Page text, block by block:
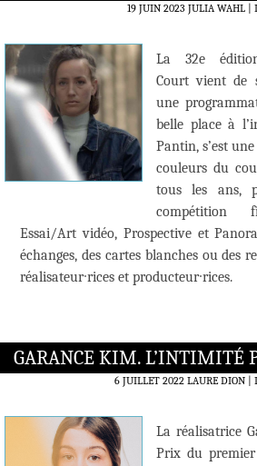
19 JUIN 2023 JULIA WAHL
La 32e
Court vient de
une
belle place à
Pantin, s’est
couleurs du
tous les ans,
compétition
Essai/Art vidéo, Prospective et
échanges, des cartes blanches ou des
réalisateur∙rices et producteur∙rices.
GARANCE KIM. L’INTIMITÉ
6 JUILLET 2022 LAURE DION
La réalisatrice
Prix du